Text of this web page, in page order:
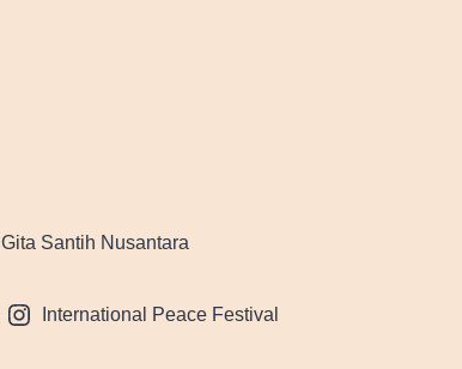
Gita Santih Nusantara
International Peace Festival